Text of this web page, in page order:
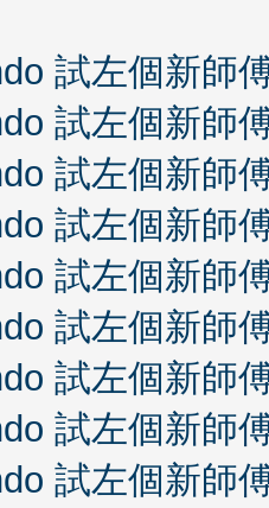
試左個新師
試左個新師
試左個新師
試左個新師
試左個新師
試左個新師
試左個新師
試左個新師
試左個新師